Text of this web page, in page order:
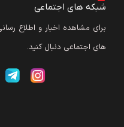
شبکه های اجتماعی
برای مشاهده اخبار و اطلاع
های اجتماعی دنبال کنید.